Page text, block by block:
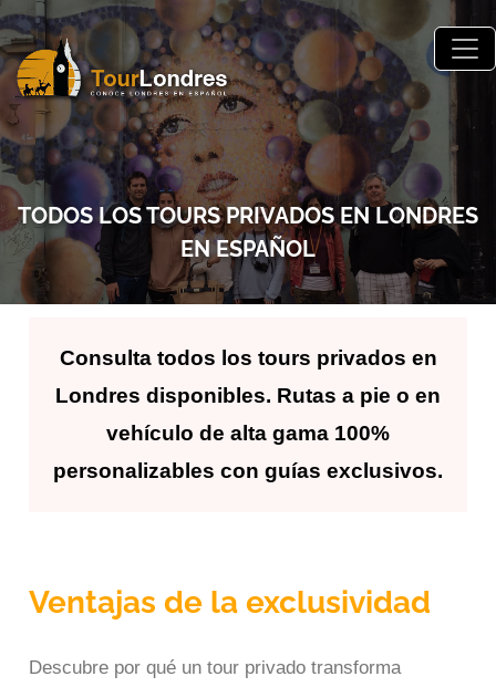
Skip to main content
TODOS LOS TOURS PRIVADOS EN LONDRES
EN ESPAÑOL
Consulta todos los tours privados en
Londres disponibles. Rutas a pie o en
vehículo de alta gama 100%
personalizables con guías exclusivos.
Ventajas de la exclusividad
Descubre por qué un tour privado transforma